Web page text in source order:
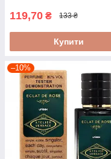
119,70 ₴ 133 ₴
Купити
–10%